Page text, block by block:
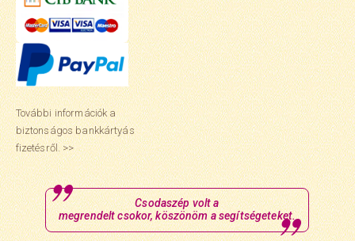
További információk a
biztonságos bankkártyás
fizetésről. >>
Csodaszép volt a
megrendelt csokor, köszönöm a segítségeteket.